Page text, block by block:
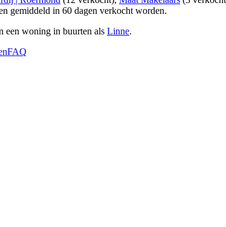
gemiddeld in 60 dagen verkocht worden.
een woning in buurten als Linne.
FAQ